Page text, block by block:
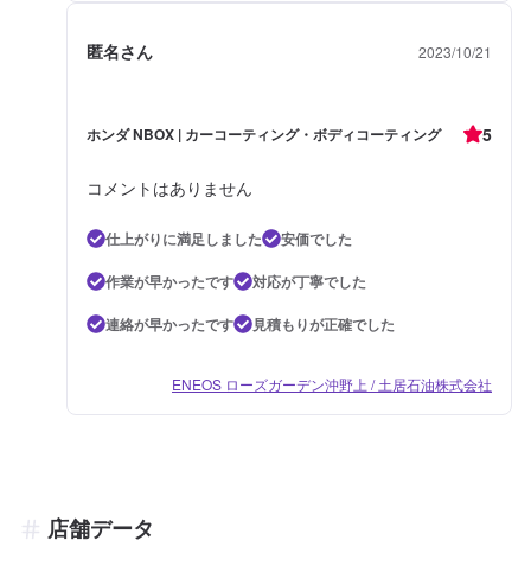
匿名さん 2023/10/21
ホンダ NBOX | カーコーティング・ボディコーティング 5
コメントはありません
仕上がりに満足しました
安価でした
作業が早かったです
対応が丁寧でした
連絡が早かったです
見積もりが正確でした
ENEOS ローズガーデン沖野上 / 土居石油株式会社
店舗データ